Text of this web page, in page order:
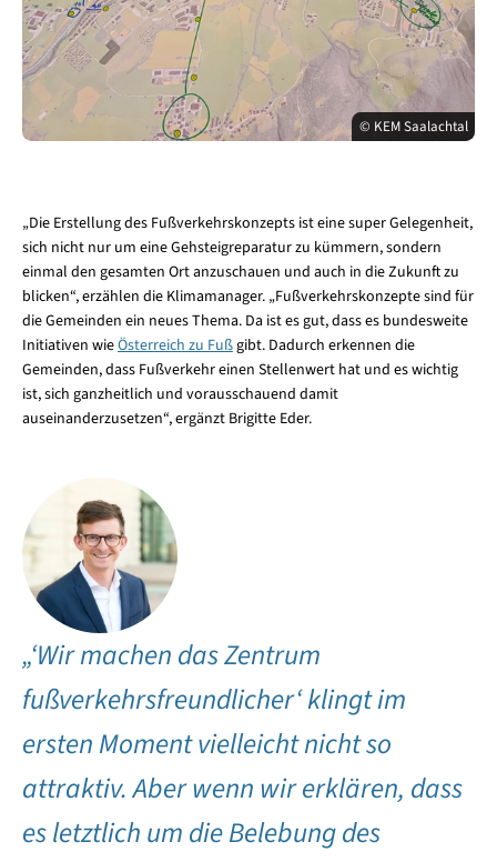
© KEM Saalachtal
„Die Erstellung des Fußverkehrskonzepts ist eine super Gelegenheit,
sich nicht nur um eine Gehsteigreparatur zu kümmern, sondern
einmal den gesamten Ort anzuschauen und auch in die Zukunft zu
blicken“, erzählen die Klimamanager. „Fußverkehrskonzepte sind für
die Gemeinden ein neues Thema. Da ist es gut, dass es bundesweite
Initiativen wieÖsterreich zu Fußgibt. Dadurch erkennen die
Gemeinden, dass Fußverkehr einen Stellenwert hat und es wichtig
ist, sich ganzheitlich und vorausschauend damit
auseinanderzusetzen“, ergänzt Brigitte Eder.
„‘Wir machen das Zentrum
fußverkehrsfreundlicher‘ klingt im
ersten Moment vielleicht nicht so
attraktiv. Aber wenn wir erklären, dass
es letztlich um die Belebung des